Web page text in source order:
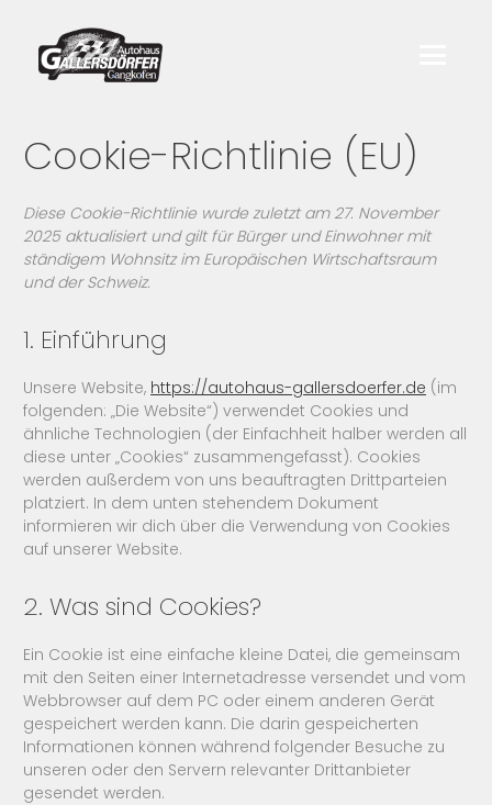
Cookie-Richtlinie (EU)
Diese Cookie-Richtlinie wurde zuletzt am 27. November
2025 aktualisiert und gilt für Bürger und Einwohner mit
ständigem Wohnsitz im Europäischen Wirtschaftsraum
und der Schweiz.
1. Einführung
Unsere Website, https://autohaus-gallersdoerfer.de (im
folgenden: „Die Website“) verwendet Cookies und
ähnliche Technologien (der Einfachheit halber werden all
diese unter „Cookies“ zusammengefasst). Cookies
werden außerdem von uns beauftragten Drittparteien
platziert. In dem unten stehendem Dokument
informieren wir dich über die Verwendung von Cookies
auf unserer Website.
2. Was sind Cookies?
Ein Cookie ist eine einfache kleine Datei, die gemeinsam
mit den Seiten einer Internetadresse versendet und vom
Webbrowser auf dem PC oder einem anderen Gerät
gespeichert werden kann. Die darin gespeicherten
Informationen können während folgender Besuche zu
unseren oder den Servern relevanter Drittanbieter
gesendet werden.